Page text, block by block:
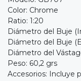
Color: Chrome
Ratio: 1:20
Diámetro del Buje
Diámetro del Buje
Diámetro del
Peso: 60,2 grs
Accesorios: Incluye